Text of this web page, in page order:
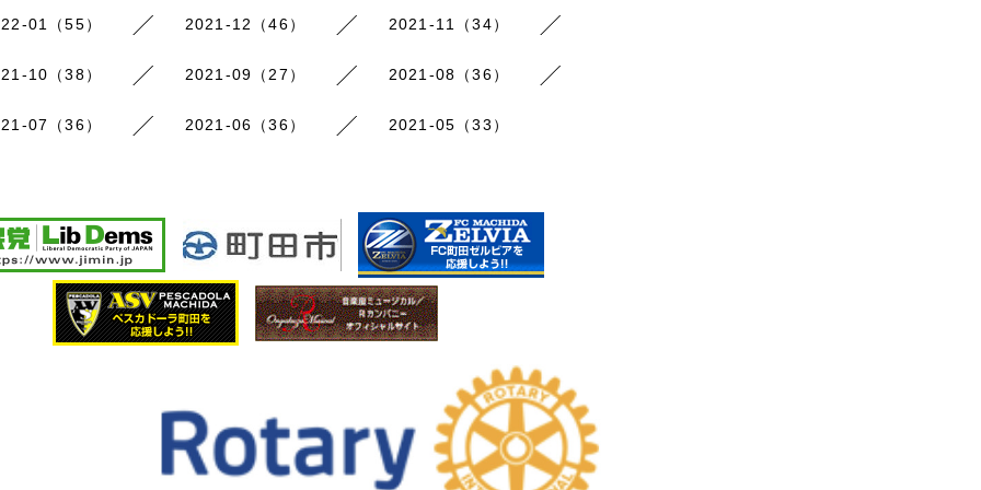
01（55） 2021-12（46） 2021-11（34）
10（38） 2021-09（27） 2021-08（36）
07（36） 2021-06（36） 2021-05（33）